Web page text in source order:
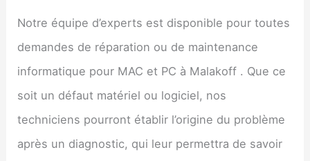
Notre équipe d’experts est disponible pour toutes
demandes de réparation ou de maintenance
informatique pour MAC et PC à Malakoff . Que ce
soit un défaut matériel ou logiciel, nos
techniciens pourront établir l’origine du problème
après un diagnostic, qui leur permettra de savoir